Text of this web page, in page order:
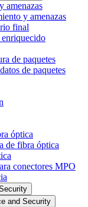
amenazas
y amenazas
final
de paquetes
de paquetes
óptica
de fibra óptica
conectores MPO
and Security